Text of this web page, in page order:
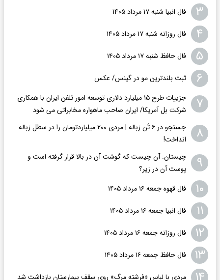
۳ فال انبیا شنبه ۱۷ مرداد ۱۴۰۵
۴ فال روزانه شنبه ۱۷ مرداد ۱۴۰۵
۵ فال حافظ شنبه ۱۷ مرداد ۱۴۰۵
۶ ثبت بلندترین مو در گینس/ عکس
۷
جزییات طرح ۱۵ میلیارد دلاری توسعه امور تلفن ایران با همکاری
شرکت بل آمریکا/ ایران صاحب ماهواره مخابراتی می شود
۸
جستجو در ۶ تُن زباله | مردی ۲۰۰ میلیاردتومان را در سطل زباله
انداخت!
۹
چیستان: آن چیست که گوشت آن در بالا قرار گرفته است و
پوست آن در زیر؟
۱۰ فال قهوه جمعه ۱۶ مرداد ۱۴۰۵
۱۱ فال انبیا جمعه ۱۶ مرداد ۱۴۰۵
۱۲ فال روزانه جمعه ۱۶ مرداد ۱۴۰۵
۱۳ فال حافظ جمعه ۱۶ مرداد ۱۴۰۵
مردی با لباس «فرشته مرگ» روی سقف بیمارستان بازداشت شد